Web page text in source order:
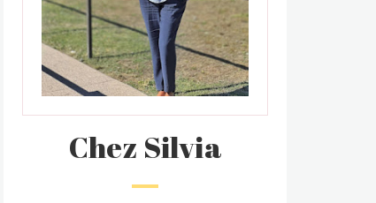
Chez Silvia